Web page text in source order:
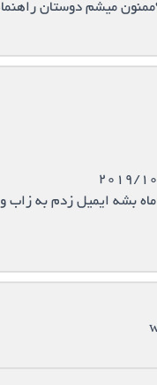
میشم دوستان
بشه ایمیل زدم به